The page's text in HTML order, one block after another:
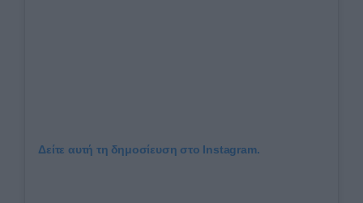
Δείτε αυτή τη δημοσίευση στο Instagram.